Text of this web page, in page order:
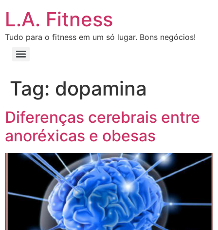
L.A. Fitness
Tudo para o fitness em um só lugar. Bons negócios!
Tag: dopamina
Diferenças cerebrais entre
anoréxicas e obesas